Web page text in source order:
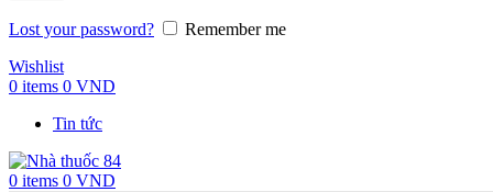
Lost your password?
Remember me
Wishlist
0 items 0 VND
Tin tức
0 items 0 VND